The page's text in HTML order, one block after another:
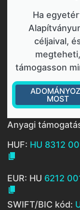
Ha
céljaival,
megteheti,
támogasson
MOST
Anyagi
HUF: HU 8312

EUR: HU 6212

SWIFT/BIC kód: